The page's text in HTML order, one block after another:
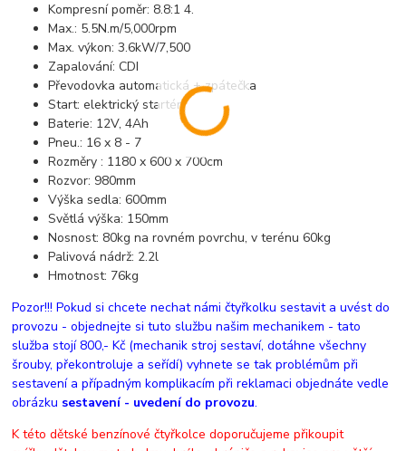
Kompresní poměr: 8.8:1 4.
Max.: 5.5N.m/5,000rpm
Max. výkon: 3.6kW/7,500
Zapalování: CDI
Převodovka automatická + zpátečka
Start: elektrický startér
Baterie: 12V, 4Ah
Pneu.: 16 x 8 - 7
Rozměry : 1180 x 600 x 700cm
Rozvor: 980mm
Výška sedla: 600mm
Světlá výška: 150mm
Nosnost: 80kg na rovném povrchu, v terénu 60kg
Palivová nádrž: 2.2l
Hmotnost: 76kg
Pozor!!! Pokud si chcete nechat námi čtyřkolku sestavit a uvést do
provozu - objednejte si tuto službu našim mechanikem - tato
služba stojí 800,- Kč (mechanik stroj sestaví, dotáhne všechny
šrouby, překontroluje a seřídí) vyhnete se tak problémům při
sestavení a případným komplikacím při reklamaci objednáte vedle
obrázku sestavení - uvedení do provozu.
K této dětské benzínové čtyřkolce doporučujeme přikoupit